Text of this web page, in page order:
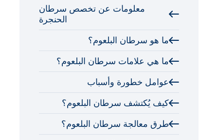
معلومات عن تخصص سرطان
الحنجرة
ما هو سرطان البلعوم؟
ما هي علامات سرطان البلعوم؟
عوامل خطورة وأسباب
كيف يُكتشف سرطان البلعوم؟
طرق معالجة سرطان البلعوم؟